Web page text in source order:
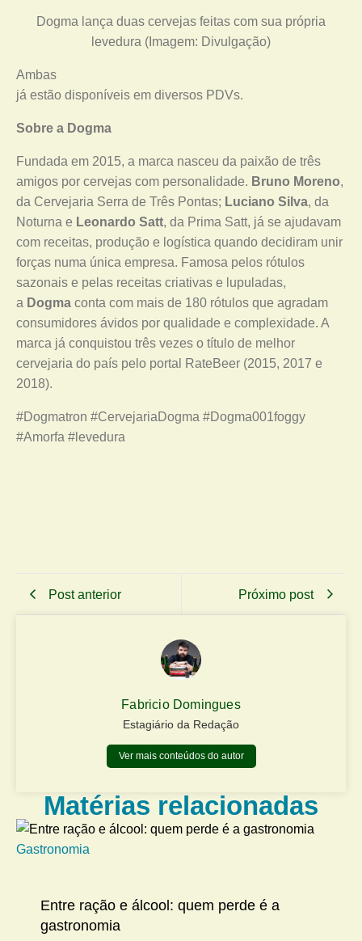
Dogma lança duas cervejas feitas com sua própria
levedura (Imagem: Divulgação)
Ambas
já estão disponíveis em diversos PDVs.
Sobre a Dogma
Fundada em 2015, a marca nasceu da paixão de três
amigos por cervejas com personalidade. Bruno Moreno,
da Cervejaria Serra de Três Pontas; Luciano Silva, da
Noturna e Leonardo Satt, da Prima Satt, já se ajudavam
com receitas, produção e logística quando decidiram unir
forças numa única empresa. Famosa pelos rótulos
sazonais e pelas receitas criativas e lupuladas,
a Dogma conta com mais de 180 rótulos que agradam
consumidores ávidos por qualidade e complexidade. A
marca já conquistou três vezes o título de melhor
cervejaria do país pelo portal RateBeer (2015, 2017 e
2018).
#Dogmatron #CervejariaDogma #Dogma001foggy
#Amorfa #levedura
Post anterior Próximo post
Fabricio Domingues
Estagiário da Redação
Ver mais conteúdos do autor
Matérias relacionadas
Gastronomia
Entre ração e álcool: quem perde é a
gastronomia